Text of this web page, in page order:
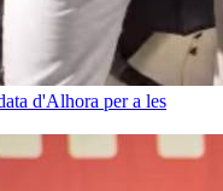
d'Alhora per a les